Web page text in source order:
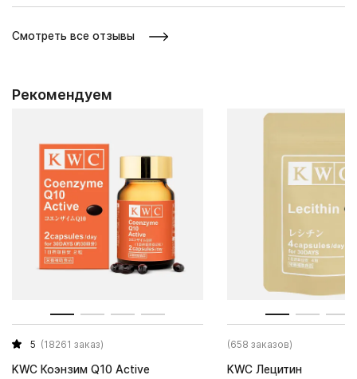
Смотреть все отзывы
Рекомендуем
5 (18261 заказ)
KWC Коэнзим Q10 Active
(658 заказов)
KWC Лецитин